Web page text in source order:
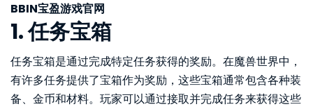
BBIN宝盈游戏官网
1. 任务宝箱
任务宝箱是通过完成特定任务获得的奖励。在魔兽世界中，
有许多任务提供了宝箱作为奖励，这些宝箱通常包含各种装
备、金币和材料。玩家可以通过接取并完成任务来获得这些